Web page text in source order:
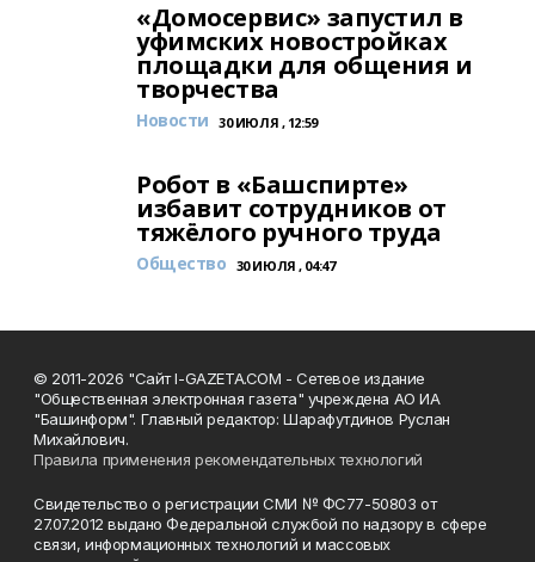
«Домосервис» запустил в
уфимских новостройках
площадки для общения и
творчества
Новости 30 ИЮЛЯ , 12:59
Робот в «Башспирте»
избавит сотрудников от
тяжёлого ручного труда
Общество 30 ИЮЛЯ , 04:47
© 2011-2026 "Сайт I-GAZETA.COM - Сетевое издание
"Общественная электронная газета" учреждена АО ИА
"Башинформ". Главный редактор: Шарафутдинов Руслан
Михайлович.
Правила применения рекомендательных технологий
Свидетельство о регистрации СМИ № ФС77-50803 от
27.07.2012 выдано Федеральной службой по надзору в сфере
связи, информационных технологий и массовых